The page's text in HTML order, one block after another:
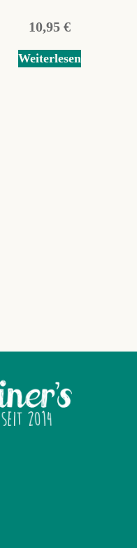
10,95 €
Weiterlesen